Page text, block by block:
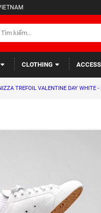
CLOTHING
TREFOIL VALENTINE DAY WHITE -